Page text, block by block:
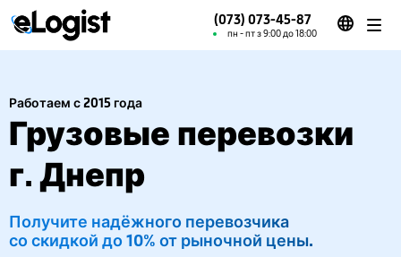
(073) 073-45-87
пн - пт з 9:00 до 18:00
Работаем с 2015 года
Грузовые перевозки
г. Днепр
Получите надёжного перевозчика
со скидкой до 10% от рыночной цены.